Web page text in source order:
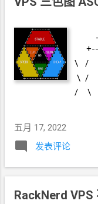
\ / \/
\ /
/ \
五月 17, 2022
发表评论
RackNerd VPS